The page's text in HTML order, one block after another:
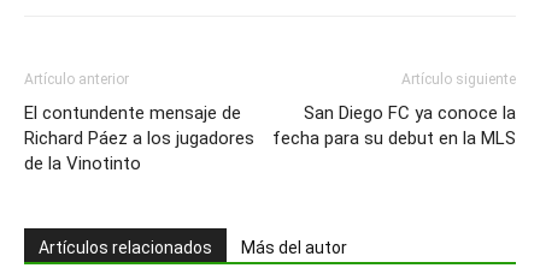
Artículo anterior
El contundente mensaje de
Richard Páez a los jugadores
de la Vinotinto
Artículo siguiente
San Diego FC ya conoce la
fecha para su debut en la MLS
Artículos relacionados Más del autor